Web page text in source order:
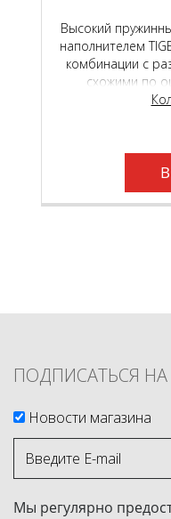
Высокий
наполнителем
комбинации с
схожими по
наполнителями -
Независимый
который
ПОДПИСАТЬСЯ
Новости магазина
Мы регулярно